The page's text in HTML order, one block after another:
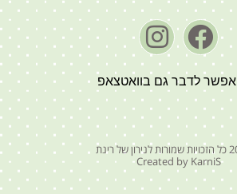
אפשר לדבר גם בוואטצאפ
Created by KarniS